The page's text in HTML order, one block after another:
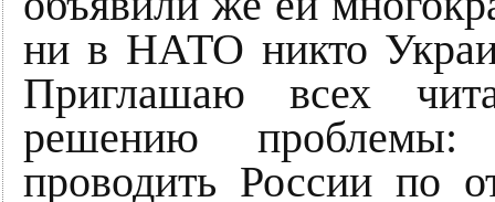
ни в НАТО никто
Приглашаю всех
решению проблемы:
проводить России по